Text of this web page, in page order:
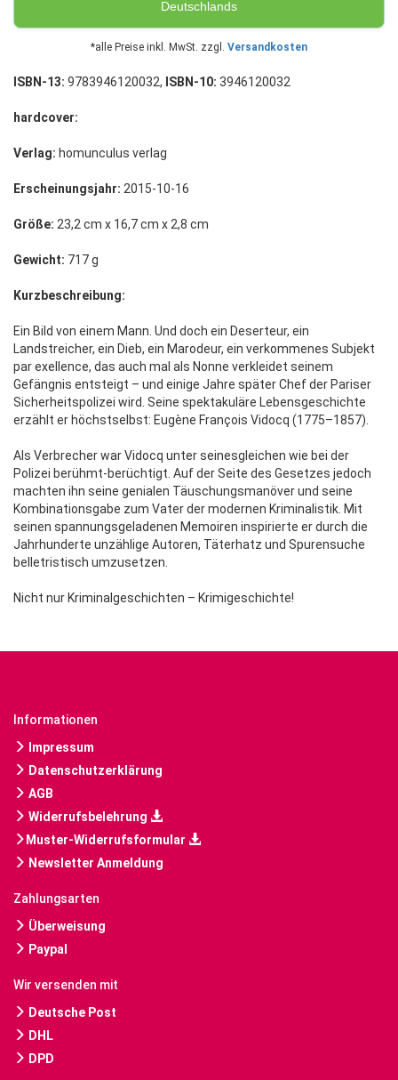
Deutschlands
*alle Preise inkl. MwSt. zzgl. Versandkosten
ISBN-13: 9783946120032, ISBN-10: 3946120032
hardcover:
Verlag: homunculus verlag
Erscheinungsjahr: 2015-10-16
Größe: 23,2 cm x 16,7 cm x 2,8 cm
Gewicht: 717 g
Kurzbeschreibung:
Ein Bild von einem Mann. Und doch ein Deserteur, ein
Landstreicher, ein Dieb, ein Marodeur, ein verkommenes Subjekt
par exellence, das auch mal als Nonne verkleidet seinem
Gefängnis entsteigt – und einige Jahre später Chef der Pariser
Sicherheitspolizei wird. Seine spektakuläre Lebensgeschichte
erzählt er höchstselbst: Eugène François Vidocq (1775–1857).
Als Verbrecher war Vidocq unter seinesgleichen wie bei der
Polizei berühmt-berüchtigt. Auf der Seite des Gesetzes jedoch
machten ihn seine genialen Täuschungsmanöver und seine
Kombinationsgabe zum Vater der modernen Kriminalistik. Mit
seinen spannungsgeladenen Memoiren inspirierte er durch die
Jahrhunderte unzählige Autoren, Täterhatz und Spurensuche
belletristisch umzusetzen.
Nicht nur Kriminalgeschichten – Krimigeschichte!
Informationen
Impressum
Datenschutzerklärung
AGB
Widerrufsbelehrung
Muster-Widerrufsformular
Newsletter Anmeldung
Zahlungsarten
Überweisung
Paypal
Wir versenden mit
Deutsche Post
DHL
DPD